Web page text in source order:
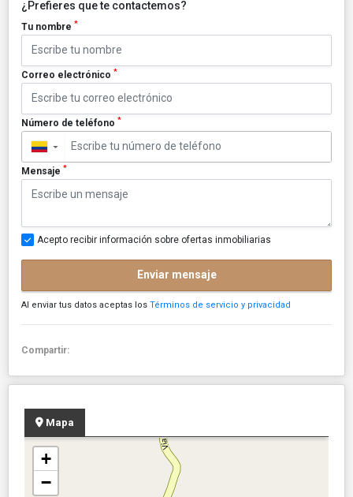
¿Prefieres que te contactemos?
Tu nombre *
Correo electrónico *
Número de teléfono *
▼
Mensaje *
Acepto recibir información sobre ofertas inmobiliarias
Enviar mensaje
Al enviar tus datos aceptas los Términos de servicio y privacidad
Compartir:
Mapa
+
−